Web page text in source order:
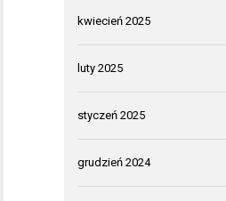
kwiecień 2025
luty 2025
styczeń 2025
grudzień 2024